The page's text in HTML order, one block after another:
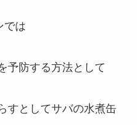
では
予防する方法として
すとしてサバの水煮缶